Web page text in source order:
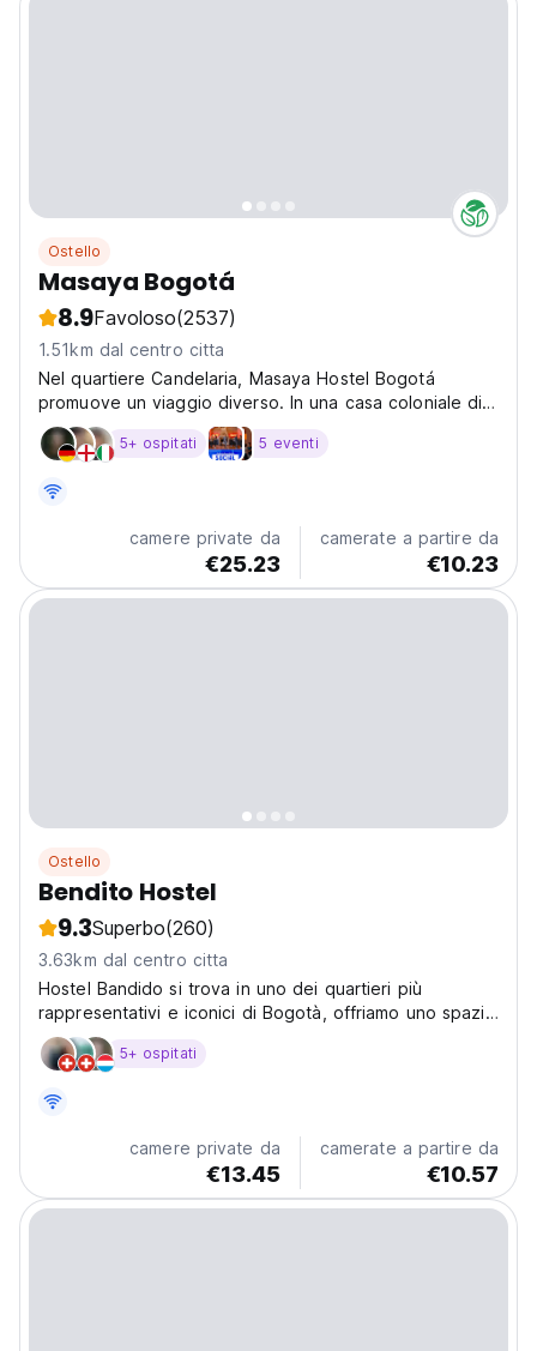
Ostello
Masaya Bogotá
8.9Favoloso(2537)
1.51km dal centro citta
Nel quartiere Candelaria, Masaya Hostel Bogotá
promuove un viaggio diverso. In una casa coloniale di
750m2, Masaya offre una vera immersione nella cultura
colombiana; con stile, servizio e comfort.
5+ ospitati 5 eventi
camere private da
€25.23
camerate a partire da
€10.23
Ostello
Bendito Hostel
9.3Superbo(260)
3.63km dal centro citta
Hostel Bandido si trova in uno dei quartieri più
rappresentativi e iconici di Bogotà, offriamo uno spazio
in cui i nostri visitatori possono sentirsi a casa, divertirsi
e incontrare più persone da tutto il mondo. Ogni
5+ ospitati
camere private da
€13.45
camerate a partire da
€10.57